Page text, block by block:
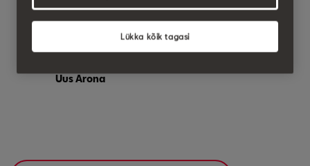
Uus Arona
Lükka kõik tagasi